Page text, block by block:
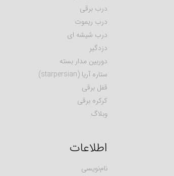
درب برقی
درب ریموت
درب شیشه ای
دزدگیر
دوربین مدار بسته
ستاره آریا (starpersian)
قفل برقی
کرکره برقی
وبلاگ
اطلاعات
نام‌نویسی